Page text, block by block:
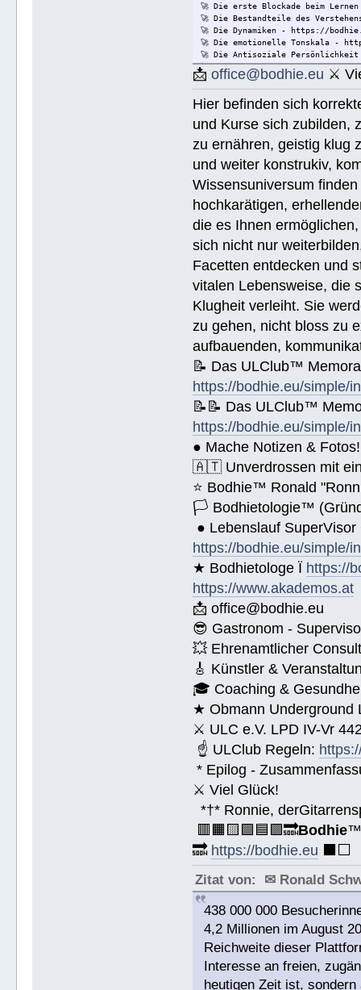
🚀 Die erste Blockade beim
🚀 Die Bestandteile des
🚀 Die Dynamiken - https://
🚀 Die emotionelle Tonskala -
🚀 Die Antisoziale
🚀 Die Lösung für Konflikte -
🚀 Lösungen für eine
🚀 Ethik unjd die Zustände -
🚀 Integrität und Ehrlichkeit -
Wie Sie jemandem helfen
🚀 Werkzeuge für den
🚀 Die Ehe - https://bodhie.eu/
🚀 Kinder - https://bodhie.eu/
🚀 Grundlagen des Organisieren
🚀 Public Relations - https://
🚀 Planziele und Ziele- https://
🚀 Kommunikation - https://
Name (BlockBuchStaben)/eMail
📩office@bodhie.eu ⚔
Hier befinden sich
und Kurse sich zubilden,
zu ernähren, geistig klug
und weiter konstrukiv,
Wissensuniversum
hochkarätigen,
die es Ihnen
sich nicht nur
Facetten entdecken und
vitalen Lebensweise, die
Klugheit verleiht. Sie
zu gehen, nicht bloss zu
aufbauenden,
📝 Das ULClub™
https://bodhie.eu/simple/
📝📝 Das ULClub™
https://bodhie.eu/simple/
● Mache Notizen & Fotos!
🇦🇹 Unverdrossen mit
⭐️ Bodhie™ Ronald
🏳 Bodhietologie™
● Lebenslauf
https://bodhie.eu/simple/
★ Bodhietologe Ï https://
https://www.akademos.at
📩 office@bodhie.eu
😎 Gastronom -
💥 Ehrenamtlicher
🎸 Künstler &
🎓 Coaching &
★ Obmann Underground
⚔ ULC e.V. LPD IV-Vr
☝ ULClub Regeln:
* Epilog -
⚔ Viel Glück!
*†* Ronnie,
🟥🟧🟨🟩🟦🟪🔜Bodhie
🔜 https://bodhie.eu ⬛️⬜️
Zitat von: ✉ Ronald
438 000 000
4,2 Millionen im August
Reichweite dieser
Interesse an freien,
heutigen Zeit ist,